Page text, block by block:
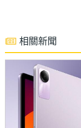
相關新聞